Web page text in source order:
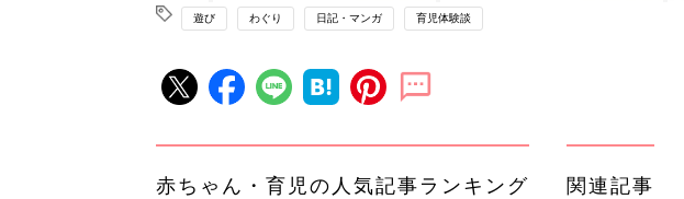
遊び わぐり 日記・マンガ 育児体験談
赤ちゃん・育児の人気記事ランキング 関連記事